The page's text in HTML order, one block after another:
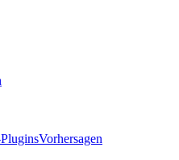
Vorhersagen